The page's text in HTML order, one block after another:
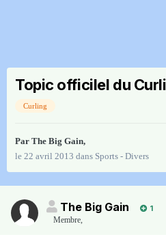
Topic officilel du
Curling
Par The Big Gain,
le 22 avril 2013 dans Sports - Divers
The Big Gain
1
Membre,